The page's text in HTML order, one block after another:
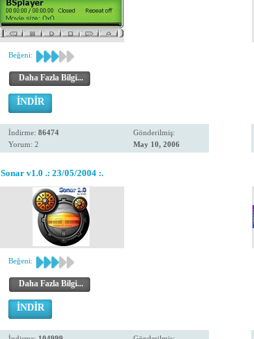
Beğeni:
Daha Fazla Bilgi...
İNDİR
İndirme: 86474
Yorum: 2
Gönderilmiş:
May 10, 2006
Sonar v1.0 .: 23/05/2004 :.
Beğeni:
Daha Fazla Bilgi...
İNDİR